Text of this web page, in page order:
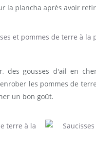
la plancha après avoir
des gousses d'ail en
les pommes de
un bon goût.